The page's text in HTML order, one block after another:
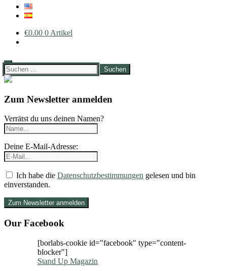
€0.00 0 Artikel
Suchen
nach:
Zum Newsletter anmelden
Verrätst du uns deinen Namen?
Deine E-Mail-Adresse:
Ich habe die Datenschutzbestimmungen gelesen und bin
einverstanden.
Our Facebook
[borlabs-cookie id="facebook" type="content-
blocker"]
Stand Up Magazin